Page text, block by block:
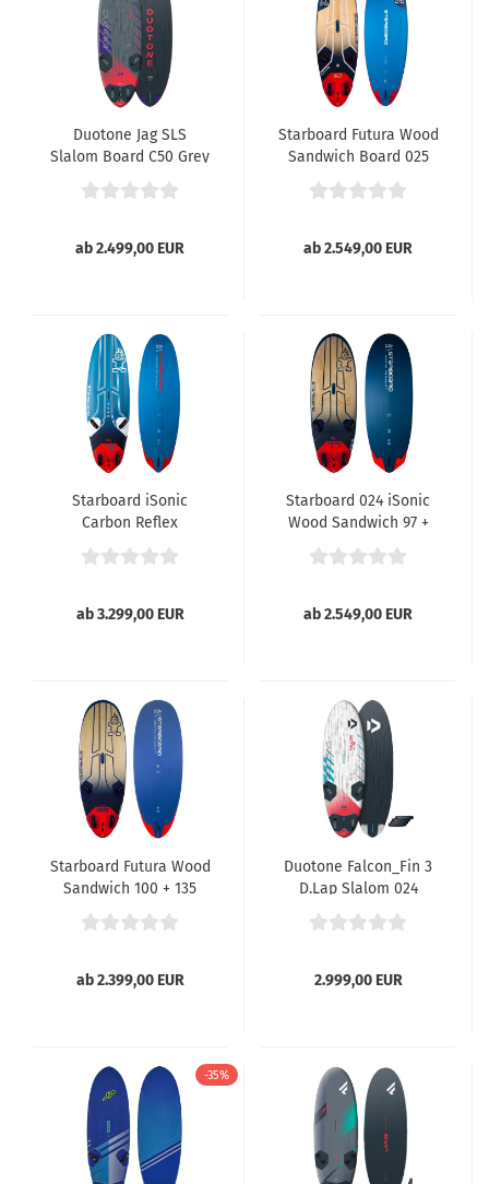
Duotone Jag SLS
Slalom Board C50 Grey
025
ab 2.499,00 EUR
Starboard Futura Wood
Sandwich Board 025
ab 2.549,00 EUR
Starboard iSonic
Carbon Reflex
Sandwich 024
ab 3.299,00 EUR
Starboard 024 iSonic
Wood Sandwich 97 +
140
ab 2.549,00 EUR
Starboard Futura Wood
Sandwich 100 + 135
ab 2.399,00 EUR
Duotone Falcon_Fin 3
D.Lap Slalom 024
2.999,00 EUR
-35%